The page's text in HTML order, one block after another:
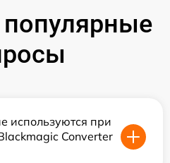
используются при
Converter